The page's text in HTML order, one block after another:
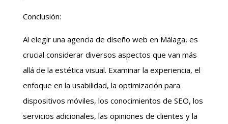
Conclusión:
Al elegir una agencia de diseño web en Málaga, es
crucial considerar diversos aspectos que van más
allá de la estética visual. Examinar la experiencia, el
enfoque en la usabilidad, la optimización para
dispositivos móviles, los conocimientos de SEO, los
servicios adicionales, las opiniones de clientes y la